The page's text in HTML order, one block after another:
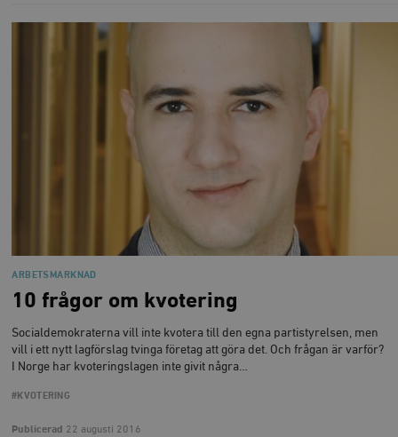
ARBETSMARKNAD
10 frågor om kvotering
Socialdemokraterna vill inte kvotera till den egna partistyrelsen, men
vill i ett nytt lagförslag tvinga företag att göra det. Och frågan är varför?
I Norge har kvoteringslagen inte givit några…
#KVOTERING
Publicerad 22 augusti 2016